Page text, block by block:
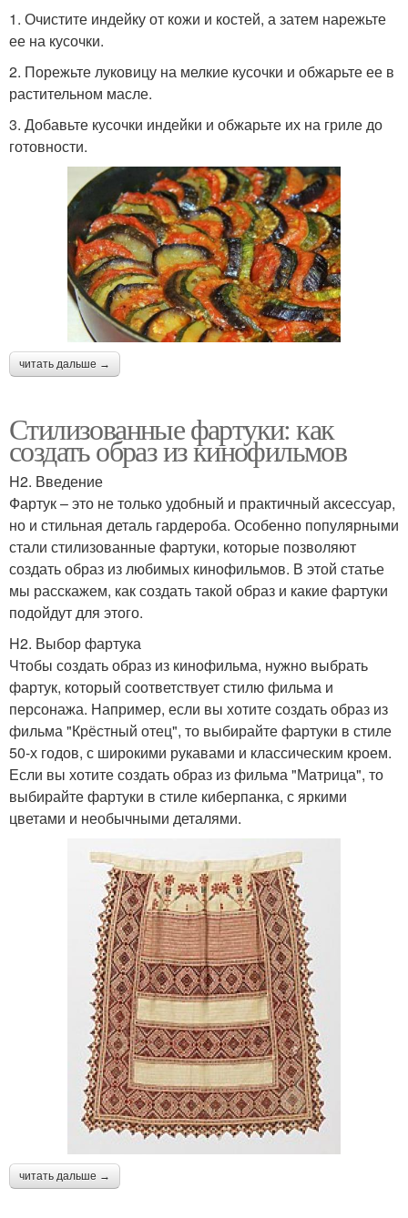
1. Очистите индейку от кожи и костей, а затем нарежьте
ее на кусочки.
2. Порежьте луковицу на мелкие кусочки и обжарьте ее в
растительном масле.
3. Добавьте кусочки индейки и обжарьте их на гриле до
готовности.
читать дальше →
Стилизованные фартуки: как
создать образ из кинофильмов
H2. Введение
Фартук – это не только удобный и практичный аксессуар,
но и стильная деталь гардероба. Особенно популярными
стали стилизованные фартуки, которые позволяют
создать образ из любимых кинофильмов. В этой статье
мы расскажем, как создать такой образ и какие фартуки
подойдут для этого.
H2. Выбор фартука
Чтобы создать образ из кинофильма, нужно выбрать
фартук, который соответствует стилю фильма и
персонажа. Например, если вы хотите создать образ из
фильма "Крёстный отец", то выбирайте фартуки в стиле
50-х годов, с широкими рукавами и классическим кроем.
Если вы хотите создать образ из фильма "Матрица", то
выбирайте фартуки в стиле киберпанка, с яркими
цветами и необычными деталями.
читать дальше →